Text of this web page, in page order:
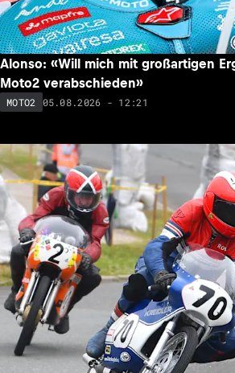
Alonso: «Will mich mit großartigen
Moto2 verabschieden»
MOTO2 05.08.2026 - 12:21